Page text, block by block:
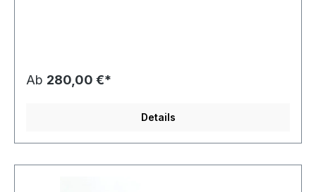
Ab 280,00 €*
Details